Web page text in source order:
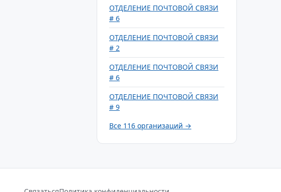
ОТДЕЛЕНИЕ ПОЧТОВОЙ СВЯЗИ
# 6
ОТДЕЛЕНИЕ ПОЧТОВОЙ СВЯЗИ
# 2
ОТДЕЛЕНИЕ ПОЧТОВОЙ СВЯЗИ
# 6
ОТДЕЛЕНИЕ ПОЧТОВОЙ СВЯЗИ
# 9
Все 116 организаций →